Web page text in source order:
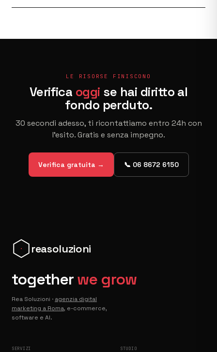
LE RISORSE FINISCONO
Verifica oggi se hai diritto al
fondo perduto.
30 secondi adesso, ti ricontattiamo entro 24h con
l'esito. Gratis e senza impegno.
Verifica gratuita → 📞 06 8672 6150
reasoluzioni
together we grow
Rea Soluzioni · agenzia digital
marketing a Roma, e-commerce,
software e AI.
SERVIZI STUDIO